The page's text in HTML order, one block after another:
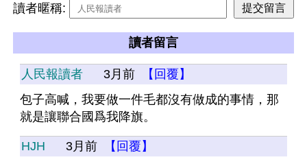
讀者暱稱:
讀者留言
人民報讀者 3月前
【回覆】
包子高喊，我要做一件毛都沒有做成的事情，那
就是讓聯合國爲我降旗。
HJH 3月前
【回覆】